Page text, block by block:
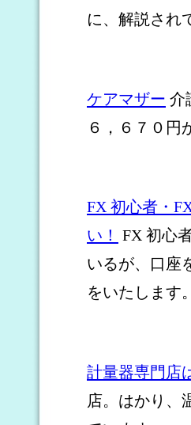
に、解説され
ケアマザー 介
６，６７０円
FX 初心者・
い！
FX 初心
いるが、口座
をいたします。
計量器専門店
店。はかり、